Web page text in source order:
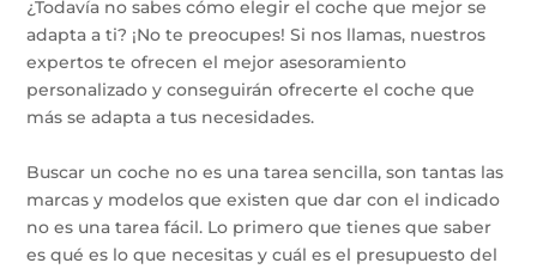
¿Todavía no sabes cómo elegir el coche que mejor se
adapta a ti? ¡No te preocupes! Si nos llamas, nuestros
expertos te ofrecen el mejor asesoramiento
personalizado y conseguirán ofrecerte el coche que
más se adapta a tus necesidades.
Buscar un coche no es una tarea sencilla, son tantas las
marcas y modelos que existen que dar con el indicado
no es una tarea fácil. Lo primero que tienes que saber
es qué es lo que necesitas y cuál es el presupuesto del